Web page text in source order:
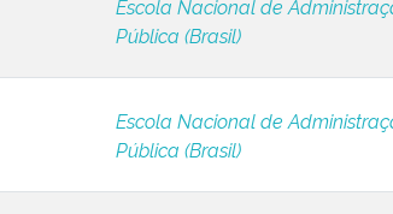
Escola Nacional de
Pública (Brasil)
Escola Nacional de
Pública (Brasil)